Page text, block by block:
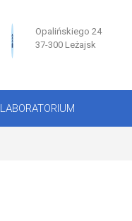
Opalińskiego 24
37-300 Leżajsk
LABORATORIUM